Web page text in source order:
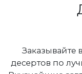
Заказывайте
десертов по